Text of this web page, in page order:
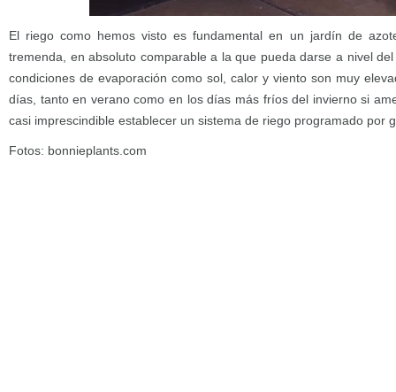
El riego como hemos visto es fundamental en un jardín de
tremenda, en absoluto comparable a la que pueda darse a nivel
condiciones de evaporación como sol, calor y viento son muy
días, tanto en verano como en los días más fríos del invierno si
casi imprescindible establecer un sistema de riego programado por
Fotos: bonnieplants.com